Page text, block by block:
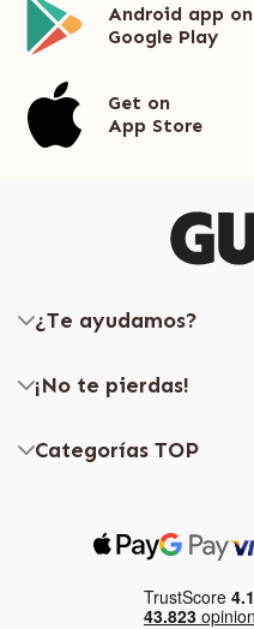
Android app on
Google Play
Get on
App Store
¿Te ayudamos?
¡No te pierdas!
Categorías TOP